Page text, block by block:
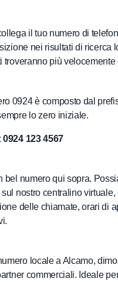
il tuo numero di
nei risultati di ricerca
troveranno più
0924 è composto dal
lo zero iniziale.
0924 123 4567
bel numero qui sopra.
nostro centralino
delle chiamate, orari di
locale a Alcamo,
commerciali. Ideale